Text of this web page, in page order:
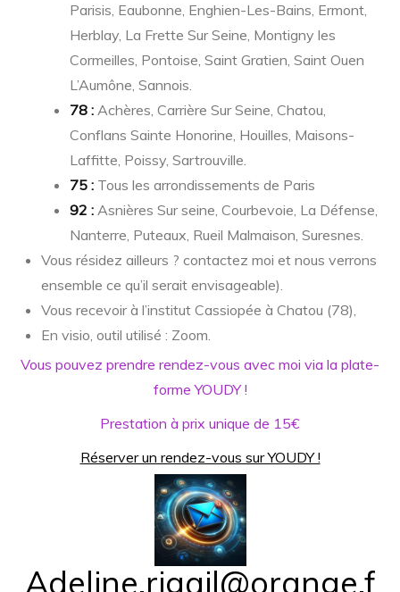
Parisis, Eaubonne, Enghien-Les-Bains, Ermont,
Herblay, La Frette Sur Seine, Montigny les
Cormeilles, Pontoise, Saint Gratien, Saint Ouen
L’Aumône, Sannois.
78 : Achères, Carrière Sur Seine, Chatou,
Conflans Sainte Honorine, Houilles, Maisons-
Laffitte, Poissy, Sartrouville.
75 : Tous les arrondissements de Paris
92 : Asnières Sur seine, Courbevoie, La Défense,
Nanterre, Puteaux, Rueil Malmaison, Suresnes.
Vous résidez ailleurs ? contactez moi et nous verrons
ensemble ce qu’il serait envisageable).
Vous recevoir à l’institut Cassiopée à Chatou (78),
En visio, outil utilisé : Zoom.
Vous pouvez prendre rendez-vous avec moi via la plate-
forme YOUDY !
Prestation à prix unique de 15€
Réserver un rendez-vous sur YOUDY !
Adeline.rigail@orange.f